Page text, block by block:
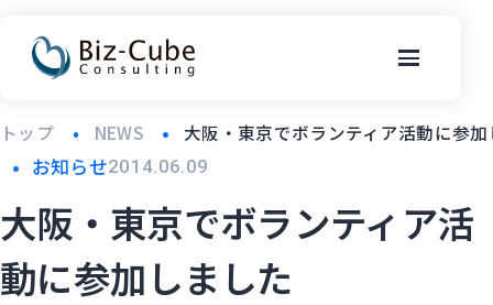
トップ NEWS 大阪・東京でボランティア活動に参
お知らせ2014.06.09
大阪・東京でボランティア活
動に参加しました